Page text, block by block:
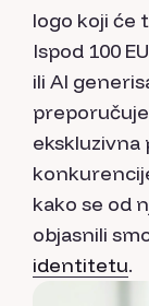
logo koji će
Ispod 100
ili AI
ekskluzivna
kako se od
objasnili
identitetu.